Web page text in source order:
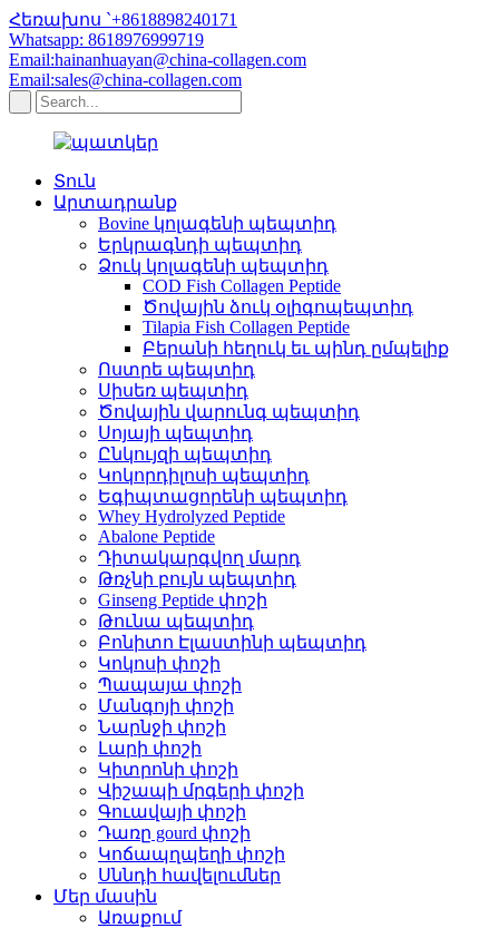
Հեռախոս `+8618898240171
Whatsapp: 8618976999719
Email:hainanhuayan@china-collagen.com
Email:sales@china-collagen.com
Տուն
Արտադրանք
Bovine կոլագենի պեպտիդ
Երկրագնդի պեպտիդ
Ձուկ կոլագենի պեպտիդ
COD Fish Collagen Peptide
Ծովային ձուկ օլիգոպեպտիդ
Tilapia Fish Collagen Peptide
Բերանի հեղուկ եւ պինդ ըմպելիք
Ոստրե պեպտիդ
Սիսեռ պեպտիդ
Ծովային վարունգ պեպտիդ
Սոյայի պեպտիդ
Ընկույզի պեպտիդ
Կոկորդիլոսի պեպտիդ
Եգիպտացորենի պեպտիդ
Whey Hydrolyzed Peptide
Abalone Peptide
Դիտակարգվող մարդ
Թռչնի բույն պեպտիդ
Ginseng Peptide փոշի
Թունա պեպտիդ
Բոնիտո Էլաստինի պեպտիդ
Կոկոսի փոշի
Պապայա փոշի
Մանգոյի փոշի
Նարնջի փոշի
Լարի փոշի
Կիտրոնի փոշի
Վիշապի մրգերի փոշի
Գուավայի փոշի
Դառը gourd փոշի
Կոճապղպեղի փոշի
Սննդի հավելումներ
Մեր մասին
Առաքում